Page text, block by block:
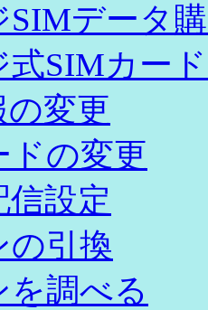
SIMデータ
式SIMカー
変更
ドの変更
信設定
の引換
を調べる